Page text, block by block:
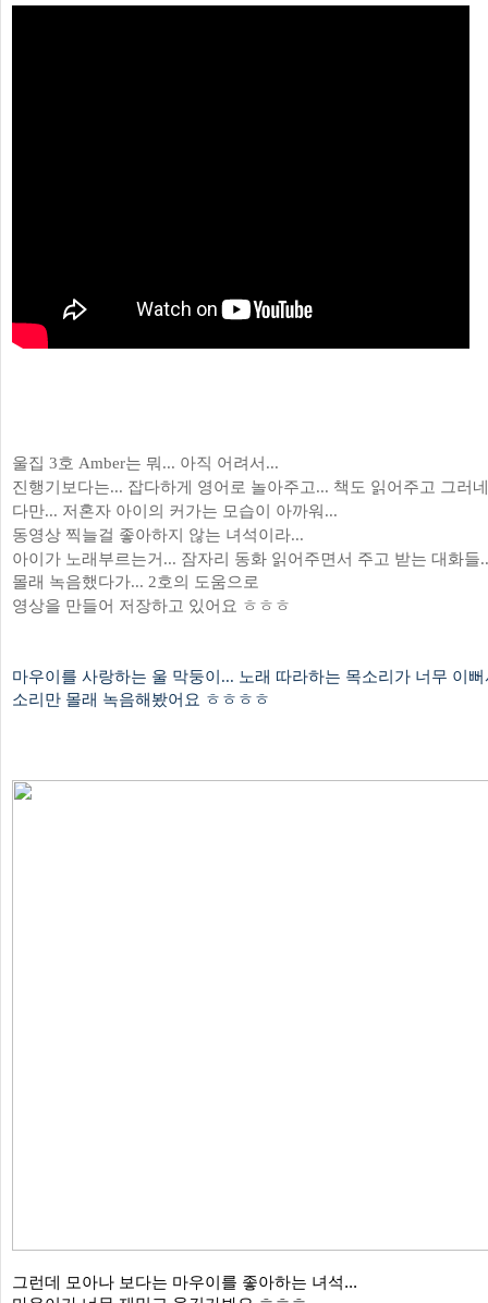
울집 3호 Amber는 뭐... 아직 어려서...
진행기보다는... 잡다하게 영어로 놀아주고... 책도 읽어주고 그러
다만... 저혼자 아이의 커가는 모습이 아까워...
동영상 찍늘걸 좋아하지 않는 녀석이라...
아이가 노래부르는거... 잠자리 동화 읽어주면서 주고 받는 대화들
몰래 녹음했다가... 2호의 도움으로
영상을 만들어 저장하고 있어요 ㅎㅎㅎ
마우이를 사랑하는 울 막둥이... 노래 따라하는 목소리가 너무 이뻐
소리만 몰래 녹음해봤어요 ㅎㅎㅎㅎ
그런데 모아나 보다는 마우이를 좋아하는 녀석...